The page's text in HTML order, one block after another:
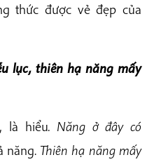
thức được vẻ đẹp của
lục, thiên hạ năng mấy
là hiểu. Năng ở đây có
năng. Thiên hạ năng mấy